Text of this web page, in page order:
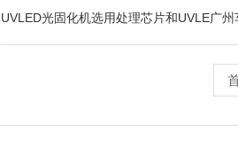
UVLED光固化机选用处理芯片和UVLE广